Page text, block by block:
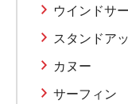
ウインドサ
スタンドア
カヌー
サーフィン